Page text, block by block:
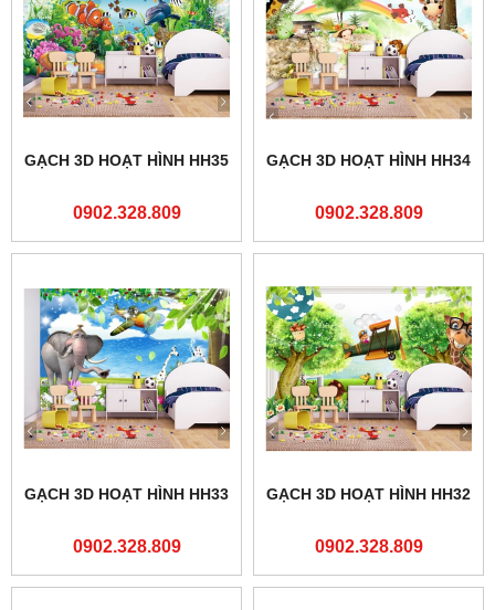
GẠCH 3D HOẠT HÌNH HH35
0902.328.809
GẠCH 3D HOẠT HÌNH HH34
0902.328.809
GẠCH 3D HOẠT HÌNH HH33
0902.328.809
GẠCH 3D HOẠT HÌNH HH32
0902.328.809